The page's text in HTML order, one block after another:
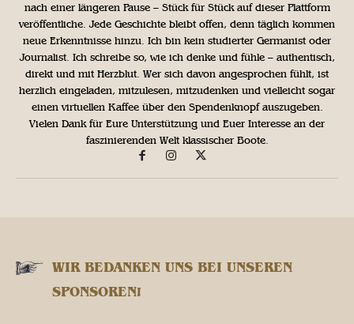
nach einer längeren Pause – Stück für Stück auf dieser Plattform
veröffentliche. Jede Geschichte bleibt offen, denn täglich kommen
neue Erkenntnisse hinzu. Ich bin kein studierter Germanist oder
Journalist. Ich schreibe so, wie ich denke und fühle – authentisch,
direkt und mit Herzblut. Wer sich davon angesprochen fühlt, ist
herzlich eingeladen, mitzulesen, mitzudenken und vielleicht sogar
einen virtuellen Kaffee über den Spendenknopf auszugeben.
Vielen Dank für Eure Unterstützung und Euer Interesse an der
faszinierenden Welt klassischer Boote.
WIR BEDANKEN UNS BEI UNSEREN
SPONSOREN!